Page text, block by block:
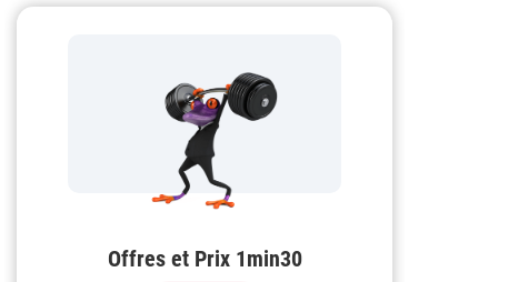
Offres et Prix 1min30